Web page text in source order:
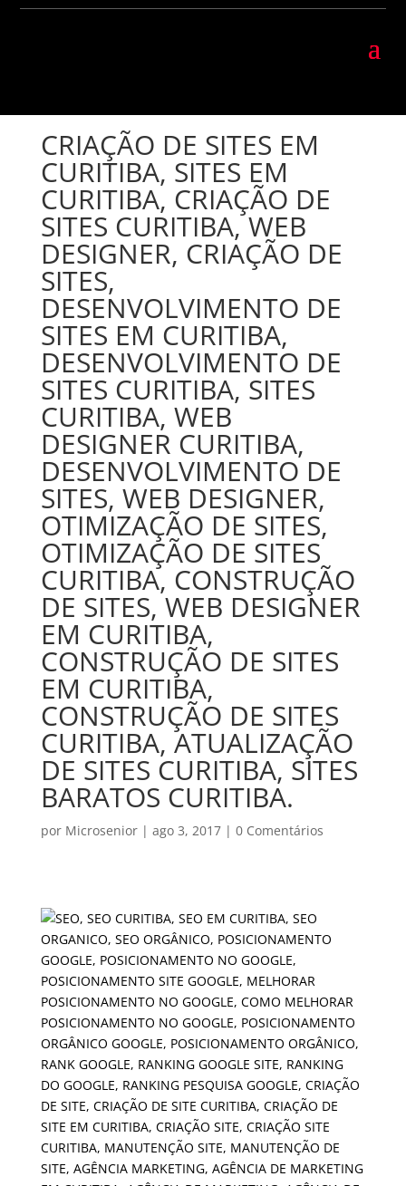
CRIAÇÃO DE SITES EM
CURITIBA, SITES EM
CURITIBA, CRIAÇÃO DE
SITES CURITIBA, WEB
DESIGNER, CRIAÇÃO DE
SITES,
DESENVOLVIMENTO DE
SITES EM CURITIBA,
DESENVOLVIMENTO DE
SITES CURITIBA, SITES
CURITIBA, WEB
DESIGNER CURITIBA,
DESENVOLVIMENTO DE
SITES, WEB DESIGNER,
OTIMIZAÇÃO DE SITES,
OTIMIZAÇÃO DE SITES
CURITIBA, CONSTRUÇÃO
DE SITES, WEB DESIGNER
EM CURITIBA,
CONSTRUÇÃO DE SITES
EM CURITIBA,
CONSTRUÇÃO DE SITES
CURITIBA, ATUALIZAÇÃO
DE SITES CURITIBA, SITES
BARATOS CURITIBA.
por Microsenior| ago 3, 2017| 0 Comentários